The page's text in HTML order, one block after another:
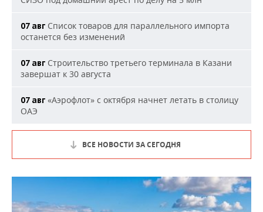
07 авг Список товаров для параллельного импорта
останется без изменений
07 авг Строительство третьего терминала в Казани
завершат к 30 августа
07 авг «Аэрофлот» с октября начнет летать в столицу
ОАЭ
ВСЕ НОВОСТИ ЗА СЕГОДНЯ